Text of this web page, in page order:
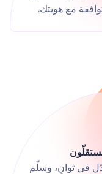
مع هويتك.
في ثوانٍ، وسلّم